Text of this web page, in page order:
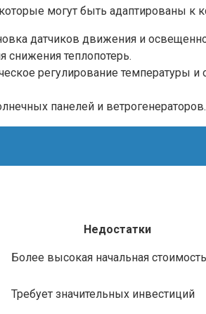
могут быть адаптированы к
датчиков движения и
снижения теплопотерь.
регулирование температуры
панелей и ветрогенераторов.
Недостатки
Более высокая начальная стоимость
Требует значительных инвестиций